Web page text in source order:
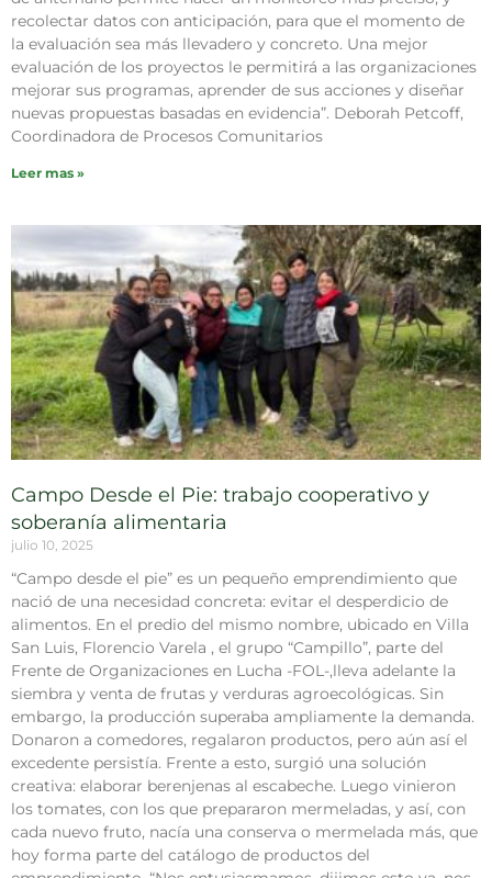
recolectar datos con anticipación, para que el momento de
la evaluación sea más llevadero y concreto. Una mejor
evaluación de los proyectos le permitirá a las organizaciones
mejorar sus programas, aprender de sus acciones y diseñar
nuevas propuestas basadas en evidencia”. Deborah Petcoff,
Coordinadora de Procesos Comunitarios
Leer mas »
Campo Desde el Pie: trabajo cooperativo y
soberanía alimentaria
julio 10, 2025
“Campo desde el pie” es un pequeño emprendimiento que
nació de una necesidad concreta: evitar el desperdicio de
alimentos. En el predio del mismo nombre, ubicado en Villa
San Luis, Florencio Varela , el grupo “Campillo”, parte del
Frente de Organizaciones en Lucha -FOL-,lleva adelante la
siembra y venta de frutas y verduras agroecológicas. Sin
embargo, la producción superaba ampliamente la demanda.
Donaron a comedores, regalaron productos, pero aún así el
excedente persistía. Frente a esto, surgió una solución
creativa: elaborar berenjenas al escabeche. Luego vinieron
los tomates, con los que prepararon mermeladas, y así, con
cada nuevo fruto, nacía una conserva o mermelada más, que
hoy forma parte del catálogo de productos del